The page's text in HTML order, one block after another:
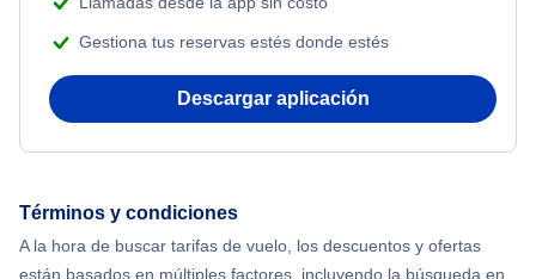
Gestiona tus reservas estés donde estés
Descargar aplicación
Términos y condiciones
A la hora de buscar tarifas de vuelo, los descuentos y ofertas
están basados en múltiples factores, incluyendo la búsqueda en